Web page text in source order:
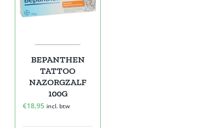
BEPANTHEN
TATTOO
NAZORGZALF
100G
€18,95 incl. btw